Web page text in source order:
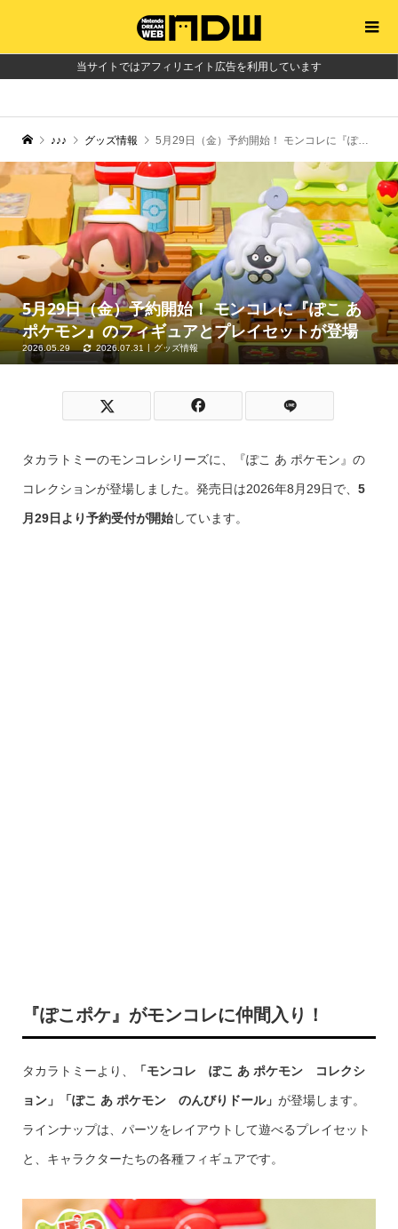
当サイトではアフィリエイト広告を利用しています
♪♪♪ グッズ情報 5月29日（金）予約開始！ モンコレに『ぽこ あ ポケモン』のフィギュアとプレイセットが登場
5月29日（金）予約開始！ モンコレに『ぽこ あ
ポケモン』のフィギュアとプレイセットが登場
2026.05.29 2026.07.31 グッズ情報
タカラトミーのモンコレシリーズに、『ぽこ あ ポケモン』の
コレクションが登場しました。発売日は2026年8月29日で、 5
月29日より予約受付が開始しています。
『ぽこポケ』がモンコレに仲間入り！
タカラトミーより、 「モンコレ ぽこ あ ポケモン コレクシ
ョン」「ぽこ あ ポケモン のんびりドール」 が登場します。
ラインナップは、パーツをレイアウトして遊べるプレイセット
と、キャラクターたちの各種フィギュアです。